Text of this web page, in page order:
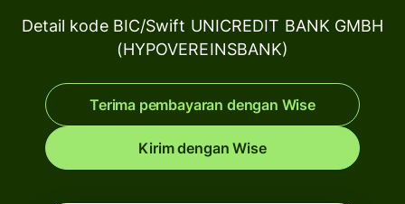
Detail kode BIC/Swift UNICREDIT BANK GMBH
(HYPOVEREINSBANK)
Terima pembayaran dengan Wise
Kirim dengan Wise